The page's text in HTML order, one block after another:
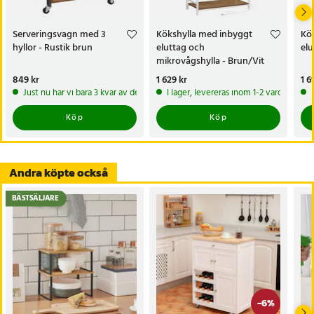
- Justerbar bredd: ca 39–62 cm
Artikelnummer: 125993
Serveringsvagn med 3
hyllor - Rustik brun
Pris:849 kr
849 kr
Just nu har vi bara 3 kvar av denna produkt
Köp
Kökshylla med inbyggt
eluttag och
mikrovågshylla - Brun/Vit
Pris:1 629 kr
1 629 kr
I lager, levereras inom 1-2 vardagar
Köp
1
Andra köpte också
BÄSTSÄLJARE
-6%